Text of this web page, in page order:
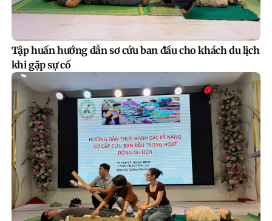
Tập huấn hướng dẫn sơ cứu ban đầu cho khách du lịch
khi gặp sự cố